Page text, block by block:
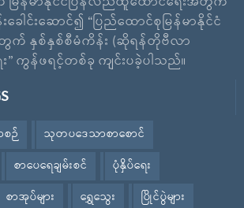
ေါင်းဆောင်၍ “ပြည်ထောင်စုမြန်မာနိုင်ငံ
တွက် နှစ်နှစ်စီမံကိန်း (ဆိုရန်တိုဗီလာ
” ကွန်ဖရင့်တစ်ခု ကျင်းပခဲ့ပါသည်။
ဉ်
သုတပဒေသာစာစောင်
စာပေရေချမ်းစင်
ပုံနှိပ်ရေး
စာအုပ်များ ရွှေသွေး
ပြိုင်ပွဲများ